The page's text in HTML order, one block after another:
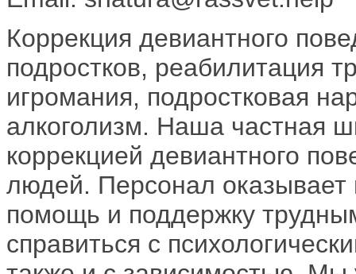
Коррекция девиантного
подростков, реабилитация
игромания, подростковая
алкоголизм. Наша частная
коррекцией девиантного
людей. Персонал
помощь и поддержку
справиться с